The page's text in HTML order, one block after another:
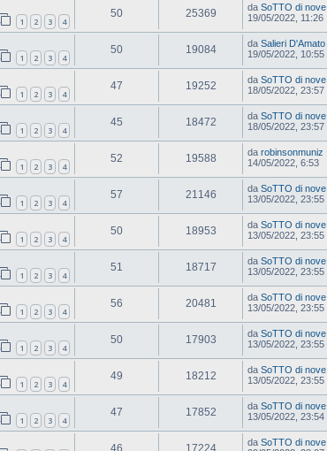
1 2 3 4
50 25369 da SoTTO di nove
19/05/2022, 11:26
1 2 3 4
50 19084 da Salieri D'Amato
19/05/2022, 10:55
1 2 3 4
47 19252 da SoTTO di nove
18/05/2022, 23:57
1 2 3 4
45 18472 da SoTTO di nove
18/05/2022, 23:57
1 2 3 4
52 19588 da robinsonmuniz
14/05/2022, 6:53
1 2 3 4
57 21146 da SoTTO di nove
13/05/2022, 23:55
1 2 3 4
50 18953 da SoTTO di nove
13/05/2022, 23:55
1 2 3 4
51 18717 da SoTTO di nove
13/05/2022, 23:55
1 2 3 4
56 20481 da SoTTO di nove
13/05/2022, 23:55
1 2 3 4
50 17903 da SoTTO di nove
13/05/2022, 23:55
1 2 3 4
49 18212 da SoTTO di nove
13/05/2022, 23:55
1 2 3 4
47 17852 da SoTTO di nove
13/05/2022, 23:54
46 17224 da SoTTO di nove